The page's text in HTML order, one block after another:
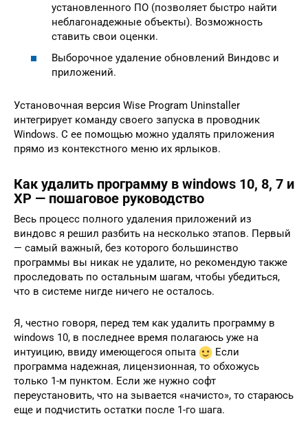
установленного ПО (позволяет быстро найти
неблагонадежные объекты). Возможность
ставить свои оценки.
Выборочное удаление обновлений Виндовс и
приложений.
Установочная версия Wise Program Uninstaller
интегрирует команду своего запуска в проводник
Windows. С ее помощью можно удалять приложения
прямо из контекстного меню их ярлыков.
Как удалить программу в windows 10, 8, 7 и
XP — пошаговое руководство
Весь процесс полного удаления приложений из
виндовс я решил разбить на несколько этапов. Первый
— самый важный, без которого большинство
программы вы никак не удалите, но рекомендую также
проследовать по остальным шагам, чтобы убедиться,
что в системе нигде ничего не осталось.
Я, честно говоря, перед тем как удалить программу в
windows 10, в последнее время полагаюсь уже на
интуицию, ввиду имеющегося опыта
Если
программа надежная, лицензионная, то обхожусь
только 1-м пунктом. Если же нужно софт
переустановить, что на зывается «начисто», то стараюсь
еще и подчистить остатки после 1-го шага.